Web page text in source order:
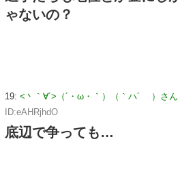
ゃないの？
19: <丶｀∀´>（´・ω・｀）（｀ハ´ ）さん
ID:eAHRjhdO
底辺で争っても…